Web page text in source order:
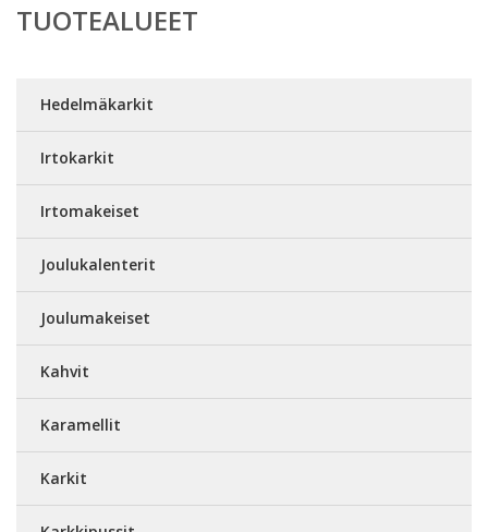
TUOTEALUEET
Hedelmäkarkit
Irtokarkit
Irtomakeiset
Joulukalenterit
Joulumakeiset
Kahvit
Karamellit
Karkit